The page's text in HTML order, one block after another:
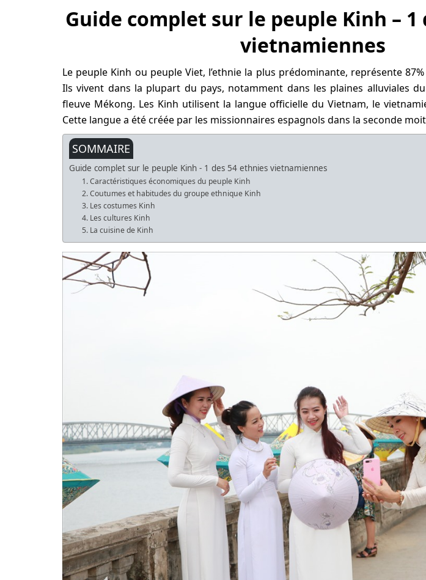
Guide complet sur le peuple Kinh – 1
vietnamiennes
Le peuple Kinh ou peuple Viet, l’ethnie la plus prédominante, représente
Ils vivent dans la plupart du pays, notamment dans les plaines alluviales
fleuve Mékong. Les Kinh utilisent la langue officielle du Vietnam, le
Cette langue a été créée par les missionnaires espagnols dans la seconde
SOMMAIRE
Guide complet sur le peuple Kinh - 1 des 54 ethnies vietnamiennes
1. Caractéristiques économiques du peuple Kinh
2. Coutumes et habitudes du groupe ethnique Kinh
3. Les costumes Kinh
4. Les cultures Kinh
5. La cuisine de Kinh